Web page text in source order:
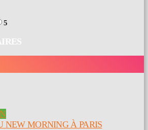
5
NEW MORNING À PARIS